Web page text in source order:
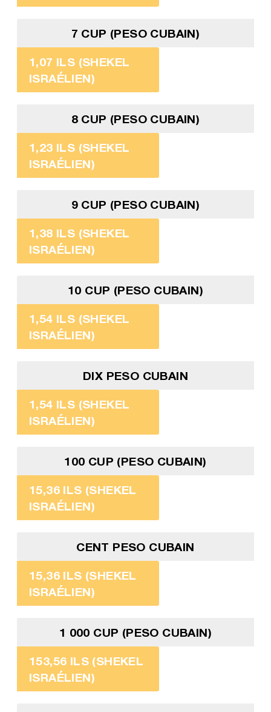
7 CUP (PESO CUBAIN)
1,07 ILS (SHEKEL
ISRAÉLIEN)
8 CUP (PESO CUBAIN)
1,23 ILS (SHEKEL
ISRAÉLIEN)
9 CUP (PESO CUBAIN)
1,38 ILS (SHEKEL
ISRAÉLIEN)
10 CUP (PESO CUBAIN)
1,54 ILS (SHEKEL
ISRAÉLIEN)
DIX PESO CUBAIN
1,54 ILS (SHEKEL
ISRAÉLIEN)
100 CUP (PESO CUBAIN)
15,36 ILS (SHEKEL
ISRAÉLIEN)
CENT PESO CUBAIN
15,36 ILS (SHEKEL
ISRAÉLIEN)
1 000 CUP (PESO CUBAIN)
153,56 ILS (SHEKEL
ISRAÉLIEN)